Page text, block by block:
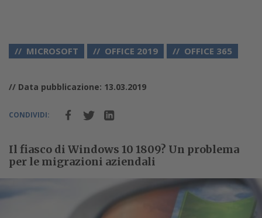
MICROSOFT OFFICE 2019 OFFICE 365
// Data pubblicazione: 13.03.2019
CONDIVIDI:
Il fiasco di Windows 10 1809? Un problema
per le migrazioni aziendali